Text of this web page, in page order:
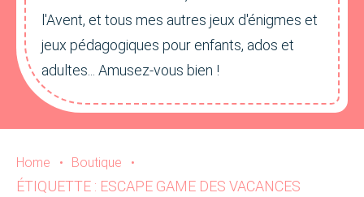
l'Avent, et tous mes autres jeux d'énigmes et
jeux pédagogiques pour enfants, ados et
adultes... Amusez-vous bien !
Home • Boutique •
ÉTIQUETTE : ESCAPE GAME DES VACANCES